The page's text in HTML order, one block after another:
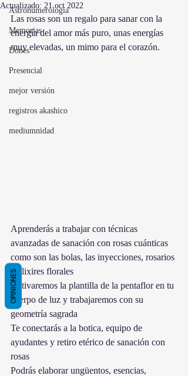
Astronumerología
Memorias
Dones
Presencial
mejor versión
registros akashico
mediumnidad
Actualizado: 21 oct 2022
Las rosas son un regalo para sanar con la
energía del amor más puro, unas energías
muy elevadas, un mimo para el corazón.
Aprenderás a trabajar con técnicas
avanzadas de sanación con rosas cuánticas
como son las bolas, las inyecciones, rosarios
o elixires florales
Activaremos la plantilla de la pentaflor en tu
cuerpo de luz y trabajaremos con su
geometría sagrada
Te conectarás a la botica, equipo de
ayudantes y retiro etérico de sanación con
rosas
Podrás elaborar ungüentos, esencias,
OPINIONES